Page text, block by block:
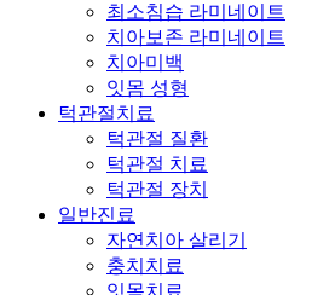
최소침습 라미네이트
치아보존 라미네이트
치아미백
잇몸 성형
턱관절치료
턱관절 질환
턱관절 치료
턱관절 장치
일반진료
자연치아 살리기
충치치료
잇몸치료